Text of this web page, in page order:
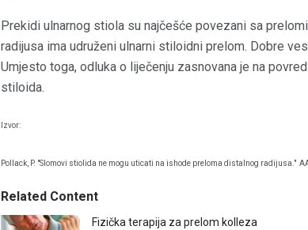
Prekidi ulnarnog stiola su najčešće povezani sa
radijusa ima udruženi ulnarni stiloidni prelom. Dobre
Umjesto toga, odluka o liječenju zasnovana je na
stiloida.
Izvor:
Pollack, P. "Slomovi stiolida ne mogu uticati na ishode preloma distalnog radijusa."
Related Content
Fizička terapija za prelom kolleza